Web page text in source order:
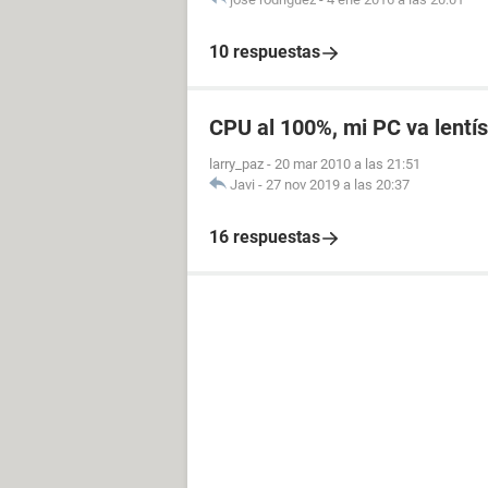
10 respuestas
CPU al 100%, mi PC va
larry_paz - 20 mar 2010 a las 21:51
Javi - 27 nov 2019 a las 20:37
16 respuestas